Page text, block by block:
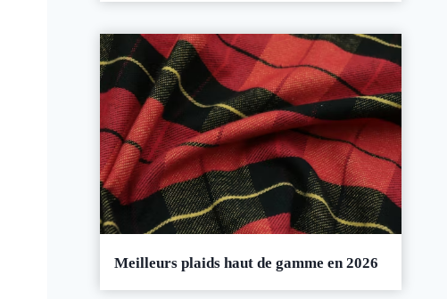
Meilleurs plaids haut de gamme en 2026